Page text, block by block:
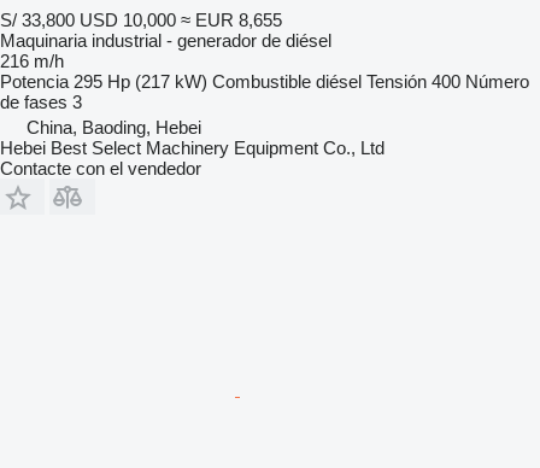
S/ 33,800 USD 10,000 ≈ EUR 8,655
Maquinaria industrial - generador de diésel
216 m/h
Potencia 295 Hp (217 kW) Combustible diésel Tensión 400 Número
de fases 3
China, Baoding, Hebei
Hebei Best Select Machinery Equipment Co., Ltd
Contacte con el vendedor